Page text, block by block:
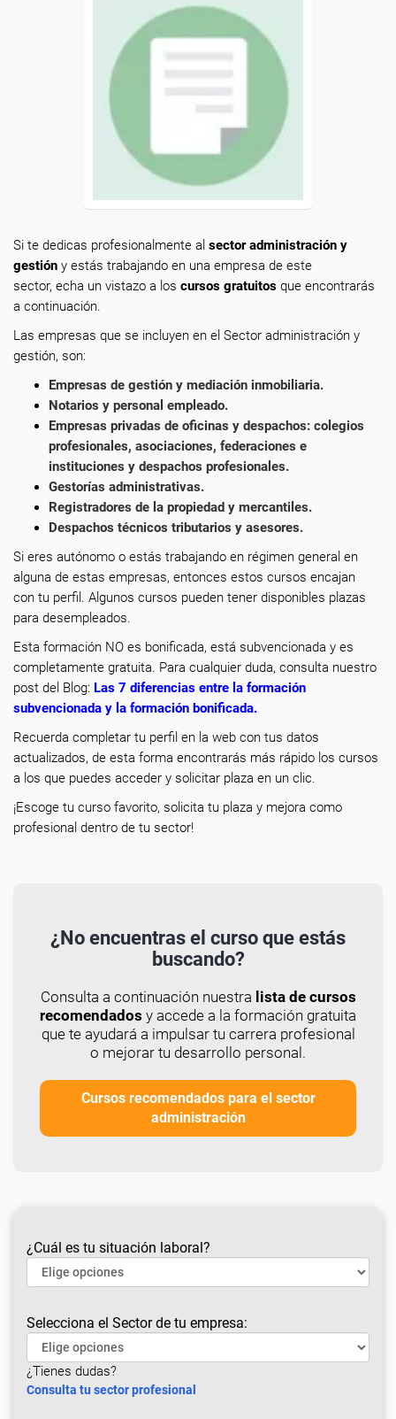
Si te dedicas profesionalmente al sector administración y
gestión y estás trabajando en una empresa de este
sector, echa un vistazo a los cursos gratuitos que encontrarás
a continuación.
Las empresas que se incluyen en el Sector administración y
gestión, son:
Empresas de gestión y mediación inmobiliaria.
Notarios y personal empleado.
Empresas privadas de oficinas y despachos: colegios
profesionales, asociaciones, federaciones e
instituciones y despachos profesionales.
Gestorías administrativas.
Registradores de la propiedad y mercantiles.
Despachos técnicos tributarios y asesores.
Si eres autónomo o estás trabajando en régimen general en
alguna de estas empresas, entonces estos cursos encajan
con tu perfil. Algunos cursos pueden tener disponibles plazas
para desempleados.
Esta formación NO es bonificada, está subvencionada y es
completamente gratuita. Para cualquier duda, consulta nuestro
post del Blog: Las 7 diferencias entre la formación
subvencionada y la formación bonificada.
Recuerda completar tu perfil en la web con tus datos
actualizados, de esta forma encontrarás más rápido los cursos
a los que puedes acceder y solicitar plaza en un clic.
¡Escoge tu curso favorito, solicita tu plaza y mejora como
profesional dentro de tu sector!
¿No encuentras el curso que estás
buscando?
Consulta a continuación nuestra lista de cursos
recomendados y accede a la formación gratuita
que te ayudará a impulsar tu carrera profesional
o mejorar tu desarrollo personal.
Cursos recomendados para el sector
administración
¿Cuál es tu situación laboral?
Selecciona el Sector de tu empresa:
¿Tienes dudas?
Consulta tu sector profesional